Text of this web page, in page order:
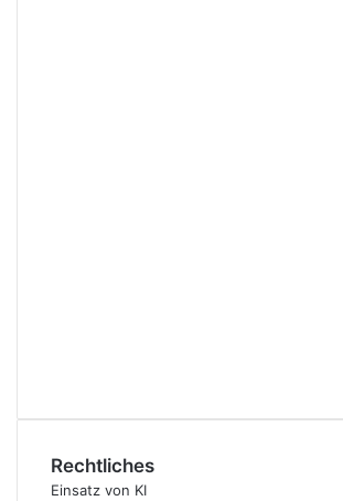
Rechtliches
Einsatz von KI